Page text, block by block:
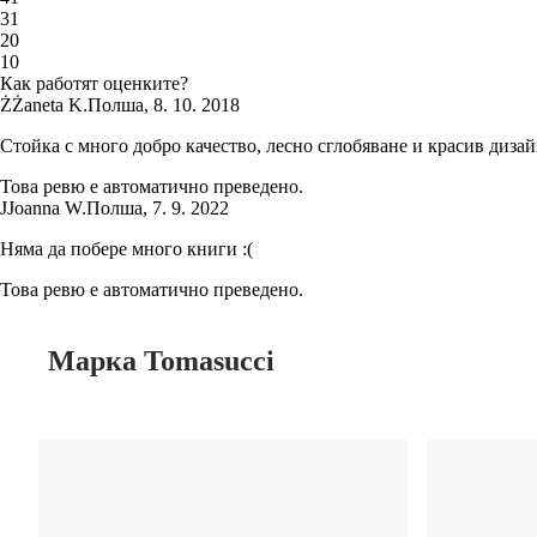
31
20
10
Как работят оценките?
ŻŻaneta K.Полша, 8. 10. 2018
Стойка с много добро качество, лесно сглобяване и красив
Това ревю е автоматично преведено.
JJoanna W.Полша, 7. 9. 2022
Няма да побере много книги :(
Това ревю е автоматично преведено.
Марка Tomasucci